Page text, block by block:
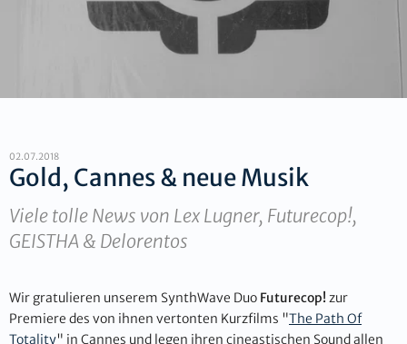
02.07.2018
Gold, Cannes & neue Musik
Viele tolle News von Lex Lugner, Futurecop!,
GEISTHA & Delorentos
Wir gratulieren unserem SynthWave Duo Futurecop! zur
Premiere des von ihnen vertonten Kurzfilms "The Path Of
Totality" in Cannes und legen ihren cineastischen Sound allen